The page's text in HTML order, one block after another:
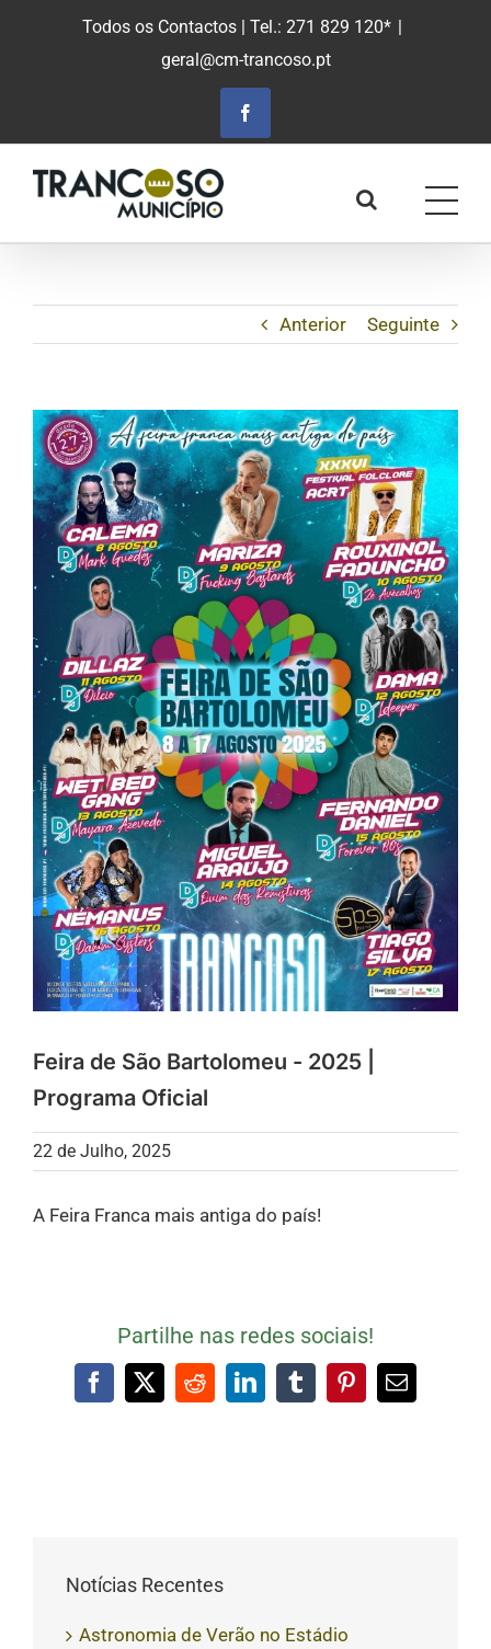
Todos os Contactos | Tel.: 271 829 120* |
geral@cm-trancoso.pt
Facebook
Anterior Seguinte
Feira de São Bartolomeu - 2025 |
Programa Oficial
22 de Julho, 2025
A Feira Franca mais antiga do país!
Partilhe nas redes sociais!
Facebook
X RedditLinkedInTumblrPinterestEmail
Notícias Recentes
Astronomia de Verão no Estádio